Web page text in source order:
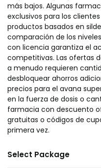
más bajos. Algunas
exclusivos para los
productos basados en
comparación de los
con licencia garantiza el
competitivas. Las ofertas
a menudo requieren
desbloquear ahorros
precios para el avana
en la fuerza de dosis o
farmacia con descuento
gratuitas o códigos de
primera vez.
Select Package